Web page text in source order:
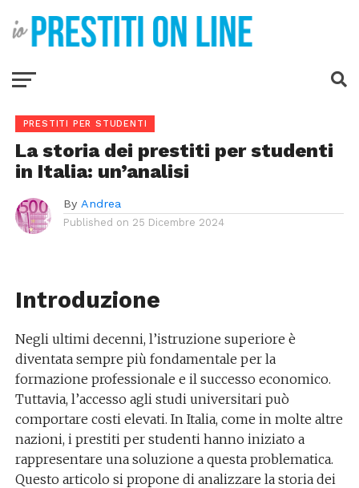
PRESTITI PER STUDENTI
La storia dei prestiti per studenti
in Italia: un’analisi
By Andrea
Published on 25 Dicembre 2024
Introduzione
Negli ultimi decenni, l’istruzione superiore è
diventata sempre più fondamentale per la
formazione professionale e il successo economico.
Tuttavia, l’accesso agli studi universitari può
comportare costi elevati. In Italia, come in molte altre
nazioni, i prestiti per studenti hanno iniziato a
rappresentare una soluzione a questa problematica.
Questo articolo si propone di analizzare la storia dei